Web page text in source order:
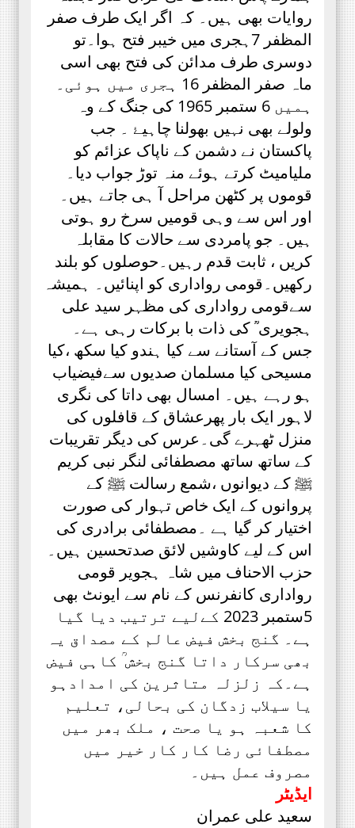
روایات بھی ہیں۔ کہ اگر ایک طرف صفر
المظفر 7ہجری میں خیبر فتح ہوا۔تو
دوسری طرف مدائن کی فتح بھی اسی
ماہ صفر المظفر 16 ہجری میں ہوئی۔
ہمیں 6 ستمبر 1965 کی جنگ کے وہ
ولولے بھی نہیں بھولنا چاہیۓ ۔ جب
پاکستان نے دشمن کے ناپاک عزائم کو
ملیامیٹ کرتے ہوئے منہ توڑ جواب دیا۔
قوموں پر کٹھن مراحل آ ہی جاتے ہیں۔
اور اس سے وہی قومیں سرخ رو ہوتی
ہیں۔ جو پامردی سے حالات کا مقابلہ
کریں ، ثابت قدم رہیں۔حوصلوں کو بلند
رکھیں۔قومی رواداری کو اپنائیں۔ ہمیشہ
سےقومی رواداری کی مظہر سید علی
ہجویری ؒ کی ذات با برکات رہی ہے۔
جس کے آستانے سے کیا ہندو کیا سکھ ،کیا
مسیحی کیا مسلمان صدیوں سےفیضیاب
ہو رہے ہیں۔ امسال بھی داتا کی نگری
لاہور ایک بار پھرعشاق کے قافلوں کی
منزل ٹھہرے گی۔عرس کی دیگر تقریبات
کے ساتھ ساتھ مصطفائی لنگر نبی کریم
ﷺ کے دیوانوں ،شمع رسالت ﷺ کے
پروانوں کے ایک خاص تہوار کی صورت
اختیار کر گیا ہے ۔مصطفائی برادری کی
اس کے لیے کاوشیں لائق صدتحسین ہیں۔
حزب الاحناف میں شاہ ہجویر قومی
رواداری کانفرنس کے نام سے ایونٹ بھی
5ستمبر 2023 کےلیے ترتیب دیا گیا
ہے۔ گنج بخش فیض عالم کے مصداق یہ
بھی سرکار داتا گنج بخش ؒ کاہی فیض
ہے۔کہ زلزلہ متاثرین کی امدادہو
یا سیلاب زدگان کی بحالی، تعلیم
کا شعبہ ہو یا صحت ، ملک بھر میں
مصطفائی رضا کار کار خیر میں
مصروف عمل ہیں۔
ایڈیٹر
سعید علی عمران